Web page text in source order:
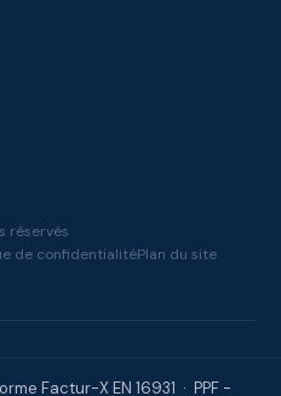
réservés
de confidentialitéPlan du site
Factur-X EN 16931 · PPF -